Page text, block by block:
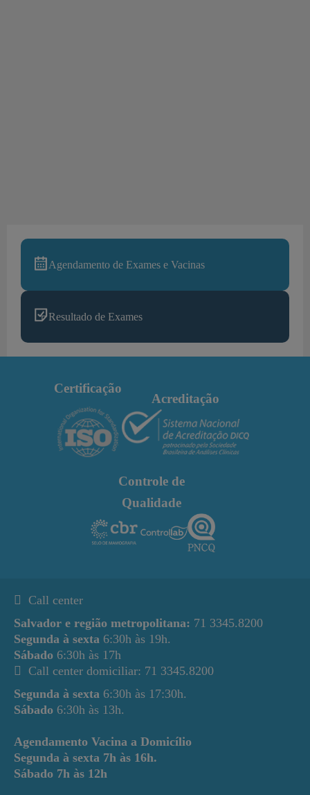
Agendamento de Exames e Vacinas
Resultado de Exames
Certificação
Acreditação
Controle de
Qualidade
Call center
Salvador e região metropolitana: 71 3345.8200
Segunda à sexta 6:30h às 19h.
Sábado 6:30h às 17h
Call center domiciliar: 71 3345.8200
Segunda à sexta 6:30h às 17:30h.
Sábado 6:30h às 13h.
Agendamento Vacina a Domicílio
Segunda à sexta 7h às 16h.
Sábado 7h às 12h